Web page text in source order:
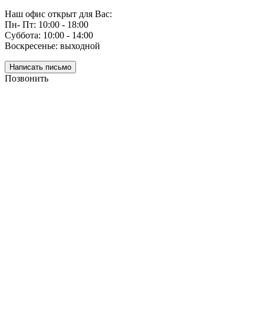
Наш офис открыт для Вас:
Пн- Пт: 10:00 - 18:00
Суббота: 10:00 - 14:00
Воскресенье: выходной
Написать письмо
Позвонить